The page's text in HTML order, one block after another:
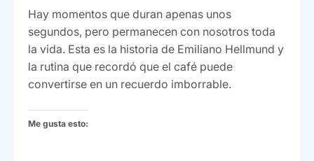
Hay momentos que duran apenas unos
segundos, pero permanecen con nosotros toda
la vida. Esta es la historia de Emiliano Hellmund y
la rutina que recordó que el café puede
convertirse en un recuerdo imborrable.
Me gusta esto: